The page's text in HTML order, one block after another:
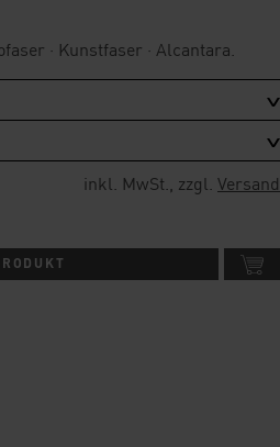
· Kunstfaser · Alcantara.
inkl. MwSt., zzgl. Versand